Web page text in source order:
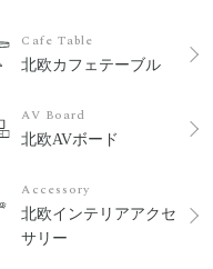
Cafe Table
北欧カフェテーブル
AV Board
北欧AVボード
Accessory
北欧インテリアアクセ
サリー